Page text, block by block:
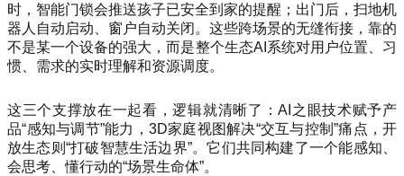
时，智能门锁会推送孩子已安全到家的提醒；出门后，扫地机
器人自动启动、窗户自动关闭。这些跨场景的无缝衔接，靠的
不是某一个设备的强大，而是整个生态AI系统对用户位置、习
惯、需求的实时理解和资源调度。
这三个支撑放在一起看，逻辑就清晰了：AI之眼技术赋予产
品“感知与调节”能力，3D家庭视图解决“交互与控制”痛点，开
放生态则“打破智慧生活边界”。它们共同构建了一个能感知、
会思考、懂行动的“场景生命体”。